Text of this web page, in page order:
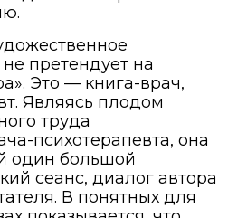
претендует на
Это — книга-врач,
Являясь плодом
труда
психотерапевта, она
один большой
сеанс, диалог автора
В понятных для